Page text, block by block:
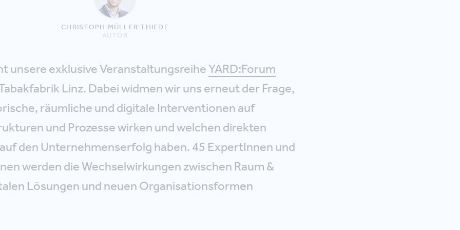
CHRISTOPH MÜLLER-THIEDE
AUTOR
unsere exklusive Veranstaltungsreihe YARD:Forum
Linz. Dabei widmen wir uns erneut der Frage,
räumliche und digitale Interventionen auf
und Prozesse wirken und welchen direkten
den Unternehmenserfolg haben. 45 ExpertInnen und
werden die Wechselwirkungen zwischen Raum &
Lösungen und neuen Organisationsformen